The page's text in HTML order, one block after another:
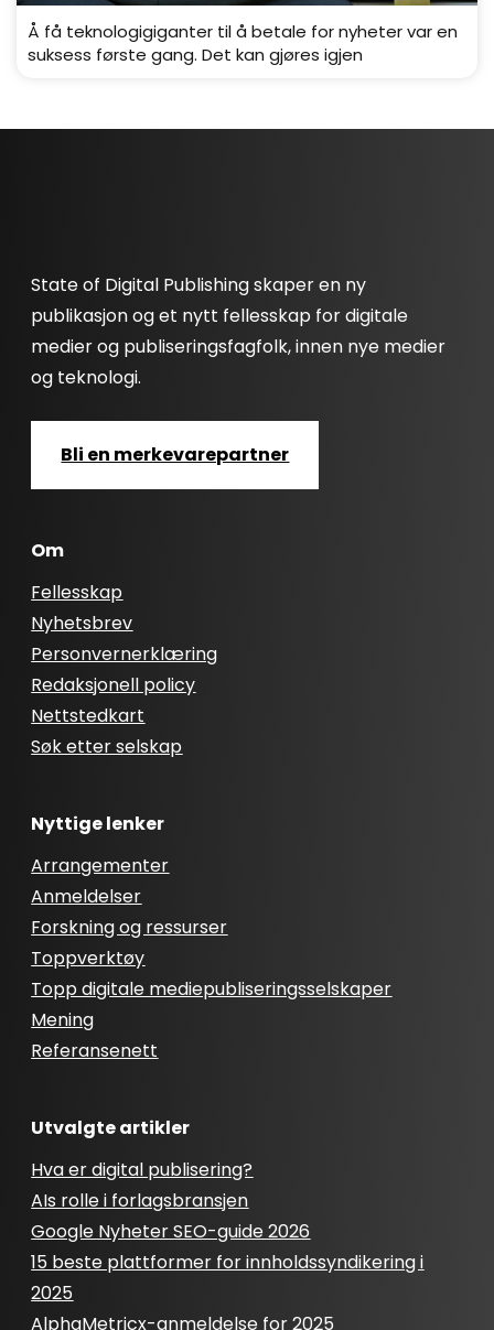
Å få teknologigiganter til å betale for nyheter var en
suksess første gang. Det kan gjøres igjen
State of Digital Publishing skaper en ny
publikasjon og et nytt fellesskap for digitale
medier og publiseringsfagfolk, innen nye medier
og teknologi.
Bli en merkevarepartner
Om
Fellesskap
Nyhetsbrev
Personvernerklæring
Redaksjonell policy
Nettstedkart
Søk etter selskap
Nyttige lenker
Arrangementer
Anmeldelser
Forskning og ressurser
Toppverktøy
Topp digitale mediepubliseringsselskaper
Mening
Referansenett
Utvalgte artikler
Hva er digital publisering?
AIs rolle i forlagsbransjen
Google Nyheter SEO-guide 2026
15 beste plattformer for innholdssyndikering i
2025
AlphaMetricx-anmeldelse for 2025